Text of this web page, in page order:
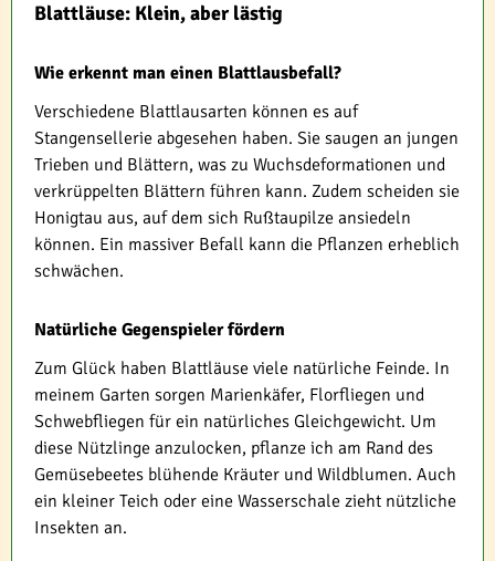
Blattläuse: Klein, aber lästig
Wie erkennt man einen Blattlausbefall?
Verschiedene Blattlausarten können es auf
Stangensellerie abgesehen haben. Sie saugen an jungen
Trieben und Blättern, was zu Wuchsdeformationen und
verkrüppelten Blättern führen kann. Zudem scheiden sie
Honigtau aus, auf dem sich Rußtaupilze ansiedeln
können. Ein massiver Befall kann die Pflanzen erheblich
schwächen.
Natürliche Gegenspieler fördern
Zum Glück haben Blattläuse viele natürliche Feinde. In
meinem Garten sorgen Marienkäfer, Florfliegen und
Schwebfliegen für ein natürliches Gleichgewicht. Um
diese Nützlinge anzulocken, pflanze ich am Rand des
Gemüsebeetes blühende Kräuter und Wildblumen. Auch
ein kleiner Teich oder eine Wasserschale zieht nützliche
Insekten an.